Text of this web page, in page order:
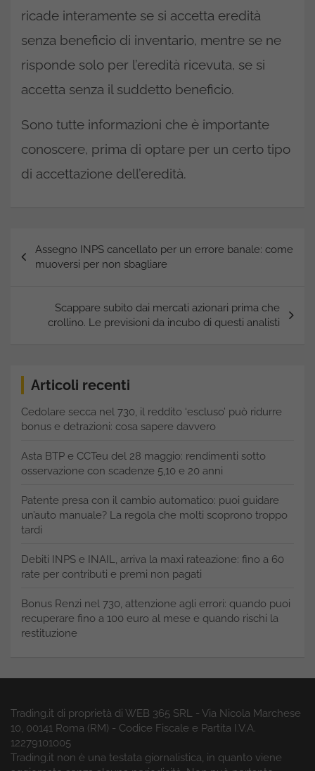
ricade interamente se si accetta eredità
senza beneficio di inventario, mentre se ne
risponde solo per l’eredità ricevuta, se si
accetta senza il suddetto beneficio.
Sono tutte informazioni che è importante
conoscere, prima di optare per un certo tipo
di accettazione dell’eredità.
articoli
Assegno INPS cancellato per un errore banale: come
muoversi per non sbagliare
Scappare subito dai mercati azionari prima che
crollino. Le previsioni da incubo di questi analisti
Articoli recenti
Cedolare secca nel 730, il reddito ‘escluso’ può ridurre
bonus e detrazioni: cosa sapere davvero
Asta BTP e CCTeu del 28 maggio: rendimenti sotto
osservazione con scadenze 5,10 e 20 anni
Patente presa con il cambio automatico: puoi guidare
un’auto manuale? La regola che molti scoprono troppo
tardi
Debiti INPS e INAIL, arriva la maxi rateazione: fino a 60
rate per contributi e premi non pagati
Bonus Renzi nel 730, attenzione agli errori: quando puoi
recuperare fino a 100 euro al mese e quando rischi la
restituzione
Trading.it di proprietà di WEB 365 SRL - Via Nicola Marchese
10, 00141 Roma (RM) - Codice Fiscale e Partita I.V.A.
12279101005
Trading.it non è una testata giornalistica, in quanto viene